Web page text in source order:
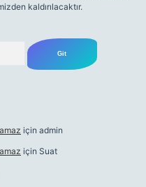
kaldırılacaktır.
için admin
için Suat